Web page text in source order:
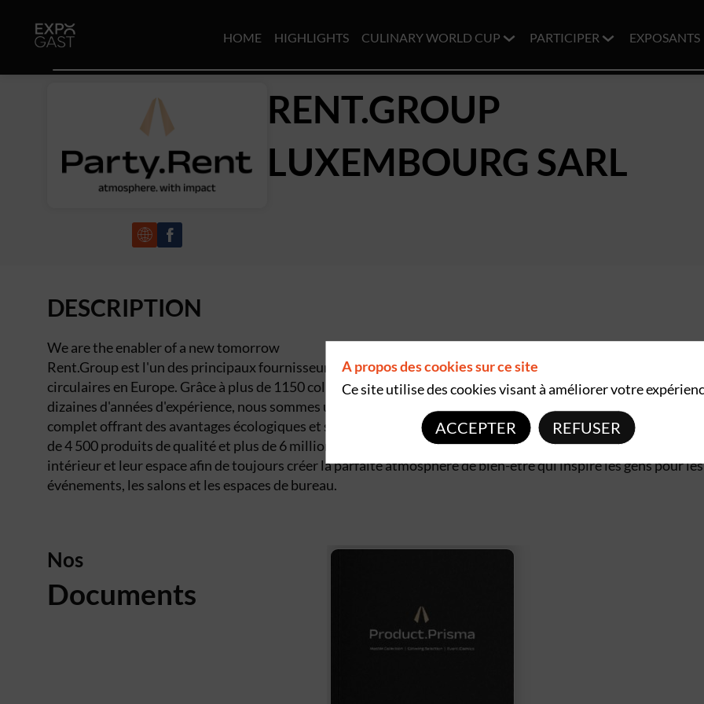
HOME HIGHLIGHTS CULINARY WORLD CUP PARTICIPER EXPOSANTS
RENT.GROUP
LUXEMBOURG SARL
DESCRIPTION
We are the enabler of a new tomorrow
Rent.Group est l'un des principaux fournisseurs de services de location de biens temporaires et de services
circulaires en Europe. Grâce à plus de 1150 collaborateurs répartis sur 30 sites dans 11 pays européens et à
dizaines d'années d'expérience, nous sommes un moteur du changement : vers une société de partage
complet offrant des avantages écologiques et sociaux. Avec trois divisions sous un même toit et un choix de
de 4 500 produits de qualité et plus de 6 millions d'articles individuels, nous aidons nos clients à aménager leur
intérieur et leur espace afin de toujours créer la parfaite atmosphère de bien-être qui inspire les gens pour les
événements, les salons et les espaces de bureau.
Nos
Documents
A propos des cookies sur ce site
Ce site utilise des cookies visant à améliorer votre
ACCEPTER REFUSER